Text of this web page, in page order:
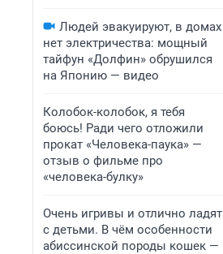
Людей эвакуируют, в домах
нет электричества: мощный
тайфун «Долфин» обрушился
на Японию — видео
Колобок-колобок, я тебя
боюсь! Ради чего отложили
прокат «Человека-паука» —
отзыв о фильме про
«человека-булку»
Очень игривы и отлично ладят
с детьми. В чём особенности
абиссинской породы кошек —